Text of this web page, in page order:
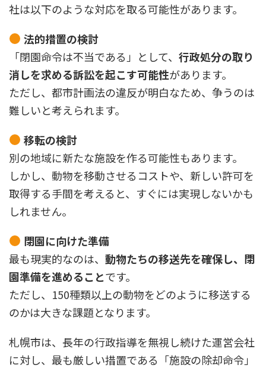
社は以下のような対応を取る可能性があります。
法的措置の検討
「閉園命令は不当である」として、 行政処分の取り
消しを求める訴訟を起こす可能性があります。
ただし、都市計画法の違反が明白なため、争うのは
難しいと考えられます。
移転の検討
別の地域に新たな施設を作る可能性もあります。
しかし、動物を移動させるコストや、新しい許可を
取得する手間を考えると、すぐには実現しないかも
しれません。
閉園に向けた準備
最も現実的なのは、 動物たちの移送先を確保し、閉
園準備を進めることです。
ただし、150種類以上の動物をどのように移送する
のかは大きな課題となります。
札幌市は、長年の行政指導を無視し続けた運営会社
に対し、最も厳しい措置である「施設の除却命令」